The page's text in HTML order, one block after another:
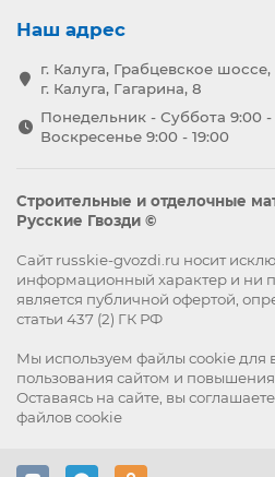
Наш адрес
г. Калуга, Грабцевское
г. Калуга, Гагарина, 8
Понедельник - Суббота 9:00 -
Воскресенье 9:00 - 19:00
Строительные и отделочные
Русские Гвозди ©
Сайт russkie-gvozdi.ru носит
информационный характер и ни
является публичной офертой,
статьи 437 (2) ГК РФ
Мы используем файлы cookie для
пользования сайтом и
Оставаясь на сайте, вы
файлов cookie